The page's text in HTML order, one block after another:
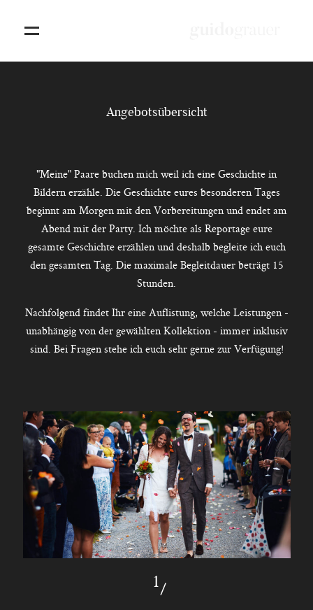
Angebotsübersicht
"Meine" Paare buchen mich weil ich eine Geschichte in
Bildern erzähle. Die Geschichte eures besonderen Tages
beginnt am Morgen mit den Vorbereitungen und endet am
Abend mit der Party. Ich möchte als Reportage eure
gesamte Geschichte erzählen und deshalb begleite ich euch
den gesamten Tag. Die maximale Begleitdauer beträgt 15
Stunden.
Nachfolgend findet Ihr eine Auflistung, welche Leistungen -
unabhängig von der gewählten Kollektion - immer inklusiv
sind. Bei Fragen stehe ich euch sehr gerne zur Verfügung!
1
INFORMATIONEN
KONTAKT
SCHAFFHAUSEN, SCHWEIZ 076.562.4171